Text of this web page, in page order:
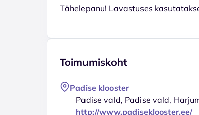
Tähelepanu! Lavastuses
Toimumiskoht
Padise klooster
Padise vald, Padise vald,
http://www.padiseklooster.ee/